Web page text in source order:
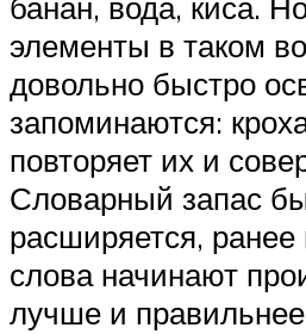
элементы в таком
довольно быстро
запоминаются:
повторяет их и
Словарный запас
расширяется,
слова начинают
лучше и